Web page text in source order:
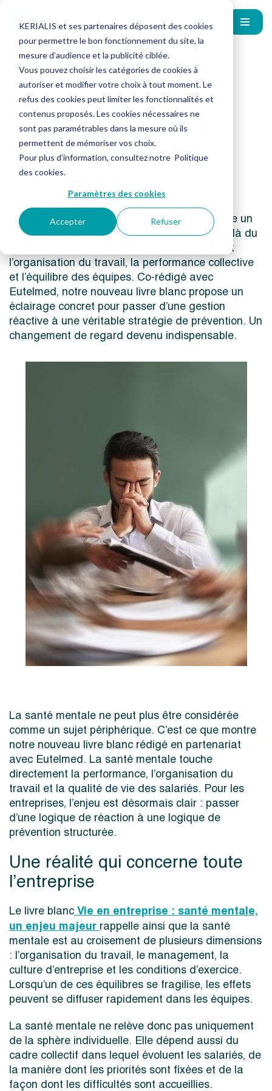
KERIALIS et ses partenaires déposent des cookies
pour permettre le bon fonctionnement du site, la
mesure d’audience et la publicité ciblée.
Vous pouvez choisir les catégories de cookies à
autoriser et modifier votre choix à tout moment. Le
refus des cookies peut limiter les fonctionnalités et
contenus proposés. Les cookies nécessaires ne
sont pas paramétrables dans la mesure où ils
permettent de mémoriser vos choix.
Pour plus d’information, consultez notre Politique
des cookies.
Paramètres des cookies
Accepter Refuser
Pourquoi la santé
mentale doit entrer
dans la stratégie
d’entreprise
La santé mentale s’impose aujourd’hui comme un
enjeu central pour les entreprises. Bien au-delà du
bien-être individuel, elle influence directement
l’organisation du travail, la performance collective
et l’équilibre des équipes. Co-rédigé avec
Eutelmed, notre nouveau livre blanc propose un
éclairage concret pour passer d’une gestion
réactive à une véritable stratégie de prévention. Un
changement de regard devenu indispensable.
La santé mentale ne peut plus être considérée
comme un sujet périphérique. C’est ce que montre
notre nouveau livre blanc rédigé en partenariat
avec Eutelmed. La santé mentale touche
directement la performance, l’organisation du
travail et la qualité de vie des salariés. Pour les
entreprises, l’enjeu est désormais clair : passer
d’une logique de réaction à une logique de
prévention structurée.
Une réalité qui concerne toute
l’entreprise
Le livre blancVie en entreprise : santé mentale,
un enjeu majeur rappelle ainsi que la santé
mentale est au croisement de plusieurs dimensions
: l’organisation du travail, le management, la
culture d’entreprise et les conditions d’exercice.
Lorsqu’un de ces équilibres se fragilise, les effets
peuvent se diffuser rapidement dans les équipes.
La santé mentale ne relève donc pas uniquement
de la sphère individuelle. Elle dépend aussi du
cadre collectif dans lequel évoluent les salariés, de
la manière dont les priorités sont fixées et de la
façon dont les difficultés sont accueillies.